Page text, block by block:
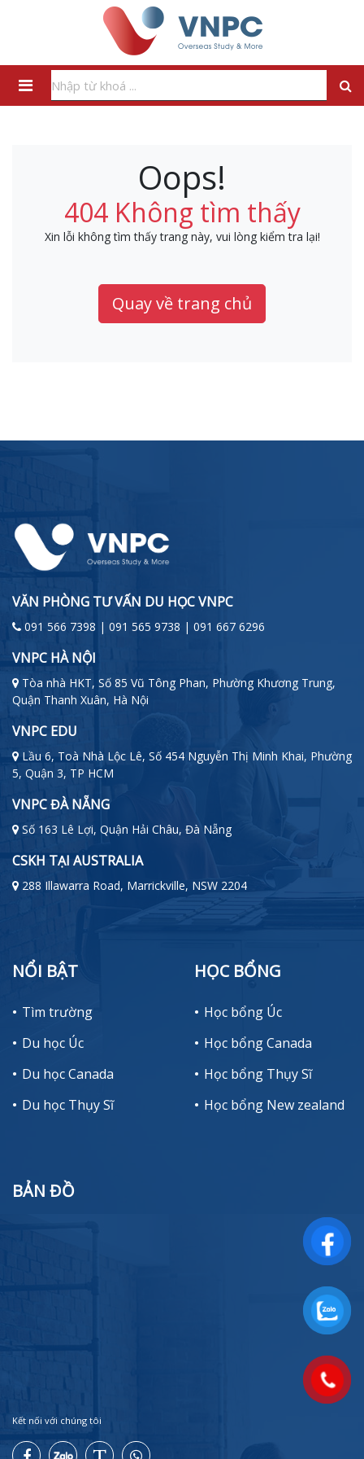
Oops!
404 Không tìm thấy
Xin lỗi không tìm thấy trang này, vui lòng kiểm tra lại!
Quay về trang chủ
VĂN PHÒNG TƯ VẤN DU HỌC VNPC
091 566 7398 | 091 565 9738 | 091 667 6296
VNPC HÀ NỘI
Tòa nhà HKT, Số 85 Vũ Tông Phan, Phường Khương Trung,
Quận Thanh Xuân, Hà Nội
VNPC EDU
Lầu 6, Toà Nhà Lộc Lê, Số 454 Nguyễn Thị Minh Khai, Phường
5, Quận 3, TP HCM
VNPC ĐÀ NẴNG
Số 163 Lê Lợi, Quận Hải Châu, Đà Nẵng
CSKH TẠI AUSTRALIA
288 Illawarra Road, Marrickville, NSW 2204
NỔI BẬT
Tìm trường
Du học Úc
Du học Canada
Du học Thụy Sĩ
HỌC BỔNG
Học bổng Úc
Học bổng Canada
Học bổng Thụy Sĩ
Học bổng New zealand
BẢN ĐỒ
Kết nối với chúng tôi